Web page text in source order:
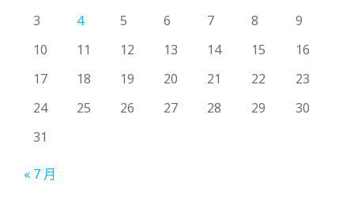
3
4 5 6 7 8
9
10
11 12 13 14 15
16
17
18 19 20 21 22
23
24
25 26 27 28 29
30
31
« 7 月